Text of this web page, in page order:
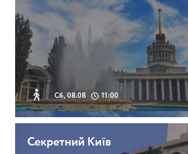
Сб, 08.08 11:00
Секретний Київ